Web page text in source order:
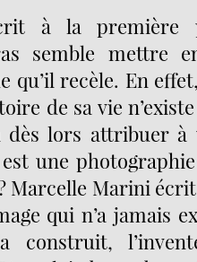
à la première
semble mettre
qu’il recèle. En
de sa vie
dès lors attribuer
une photographie
Marcelle Marini écrit
qui n’a jamais
construit,